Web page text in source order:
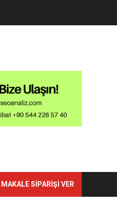
MAKALE SIPARIŞI VER